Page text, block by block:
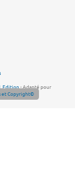
Edition- Adapté pour
et Copyright©